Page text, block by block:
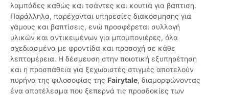
λαμπάδες καθώς και τσάντες και κουτιά για βάπτιση.
Παράλληλα, παρέχονται υπηρεσίες διακόσμησης για
γάμους και βαπτίσεις, ενώ προσφέρεται συλλογή
υλικών και αντικειμένων για μπομπονιέρες, όλα
σχεδιασμένα με φροντίδα και προσοχή σε κάθε
λεπτομέρεια. Η δέσμευση στην ποιοτική εξυπηρέτηση
και η προσπάθεια για ξεχωριστές στιγμές αποτελούν
πυρήνα της φιλοσοφίας της Fairytale, διαμορφώνοντας
ένα αποτέλεσμα που ξεπερνά τις προσδοκίες των